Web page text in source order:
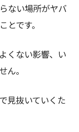
ない場所がヤバ
です。
くない影響、い
ん。
見抜いていくた